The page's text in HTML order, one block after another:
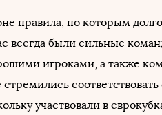
правила, по которым
всегда были сильные
игроками, а также
участвовали в